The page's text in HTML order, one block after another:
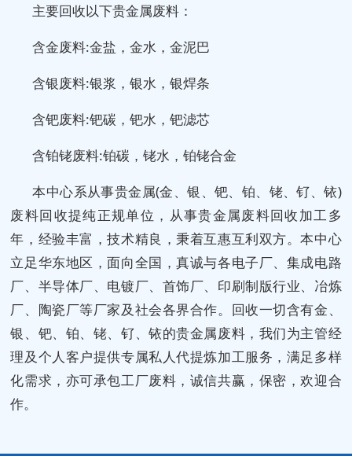
主要回收以下贵金属废料：
含金废料:金盐，金水，金泥巴
含银废料:银浆，银水，银焊条
含钯废料:钯碳，钯水，钯滤芯
含铂铑废料:铂碳，铑水，铂铑合金
本中心系从事贵金属(金、银、钯、铂、铑、钌、铱)
废料回收提纯正规单位，从事贵金属废料回收加工多
年，经验丰富，技术精良，秉着互惠互利双方。本中心
立足华东地区，面向全国，真诚与各电子厂、集成电路
厂、半导体厂、电镀厂、首饰厂、印刷制版行业、冶炼
厂、陶瓷厂等厂家及社会各界合作。回收一切含有金、
银、钯、铂、铑、钌、铱的贵金属废料，我们为主管经
理及个人客户提供专属私人代提炼加工服务，满足多样
化需求，亦可承包工厂废料，诚信共赢，保密，欢迎合
作。